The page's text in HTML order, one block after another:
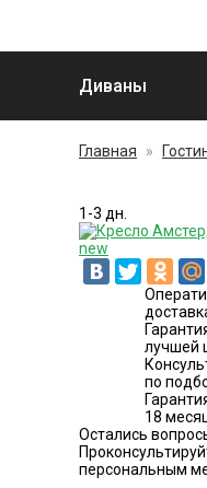
Диваны
Главная »
1-3 дн.
new
лучшей
по
18
Остались
персональным